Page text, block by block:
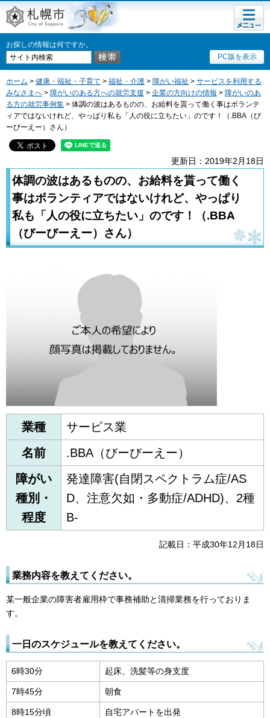
札幌市
お探しの情報は何ですか。
PC版を表示
メニュ
ー
ホーム > 健康・福祉・子育て > 福祉・介護 > 障がい福祉 > サービスを利用する
みなさまへ > 障がいのある方への就労支援 > 企業の方向けの情報 > 障がいのあ
る方の就労事例集 > 体調の波はあるものの、お給料を貰って働く事はボランテ
ィアではないけれど、やっぱり私も「人の役に立ちたい」のです！（.BBA（び
ーびーえー）さん）
更新日：2019年2月18日
体調の波はあるものの、お給料を貰って働く
事はボランティアではないけれど、やっぱり
私も「人の役に立ちたい」のです！（.BBA
（びーびーえー）さん）
業種
サービス業
名前
.BBA（びーびーえー）
障がい
種別・
程度
発達障害(自閉スペクトラム症/AS
D、注意欠如・多動症/ADHD)、2種
B-
記載日：平成30年12月18日
業務内容を教えてください。
某一般企業の障害者雇用枠で事務補助と清掃業務を行っておりま
す。
一日のスケジュールを教えてください。
6時30分 起床、洗髪等の身支度
7時45分 朝食
8時15分頃 自宅アパートを出発